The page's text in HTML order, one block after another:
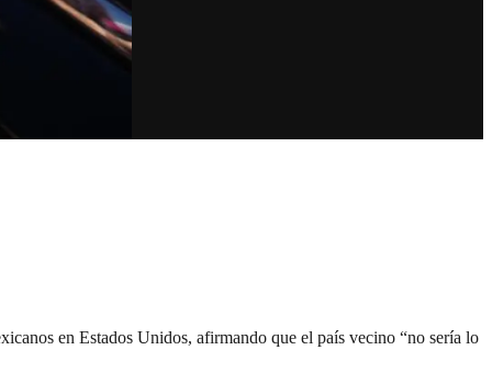
en Estados Unidos, afirmando que el país vecino “no sería lo